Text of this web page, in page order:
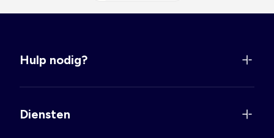
Hulp nodig?
Diensten